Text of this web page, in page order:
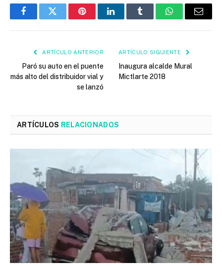
FacebookTwitter PinterestLinkedInTumblr WhatsAppEmail
ARTÍCULO ANTERIOR
Paró su auto en el puente
más alto del distribuidor vial y
se lanzó
ARTÍCULO SIGUIENTE
Inaugura alcalde Mural
Mictlarte 2018
ARTÍCULOS RELACIONADOS